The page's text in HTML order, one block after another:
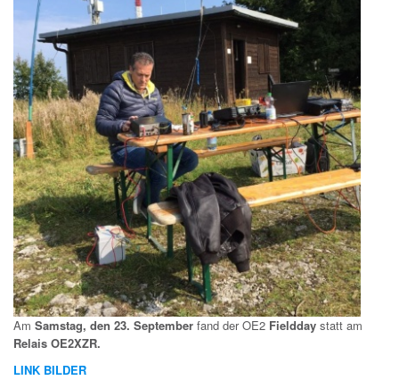
Am Samstag, den 23. September fand der OE2 Fieldday statt am
Relais OE2XZR.
LINK BILDER